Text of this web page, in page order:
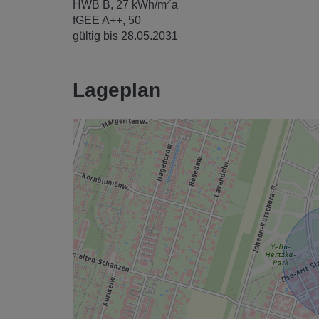
HWB B, 27 kWh/m a
fGEE A++, 50
gültig bis 28.05.2031
Lageplan